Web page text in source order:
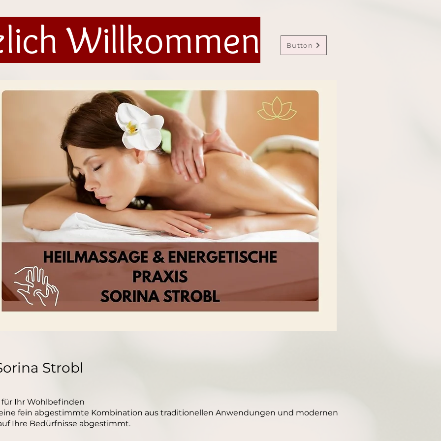
Willkommen Button
Strobl
Ihr Wohlbefinden
fein abgestimmte Kombination aus traditionellen Anwendungen und modernen
Ihre Bedürfnisse abgestimmt.